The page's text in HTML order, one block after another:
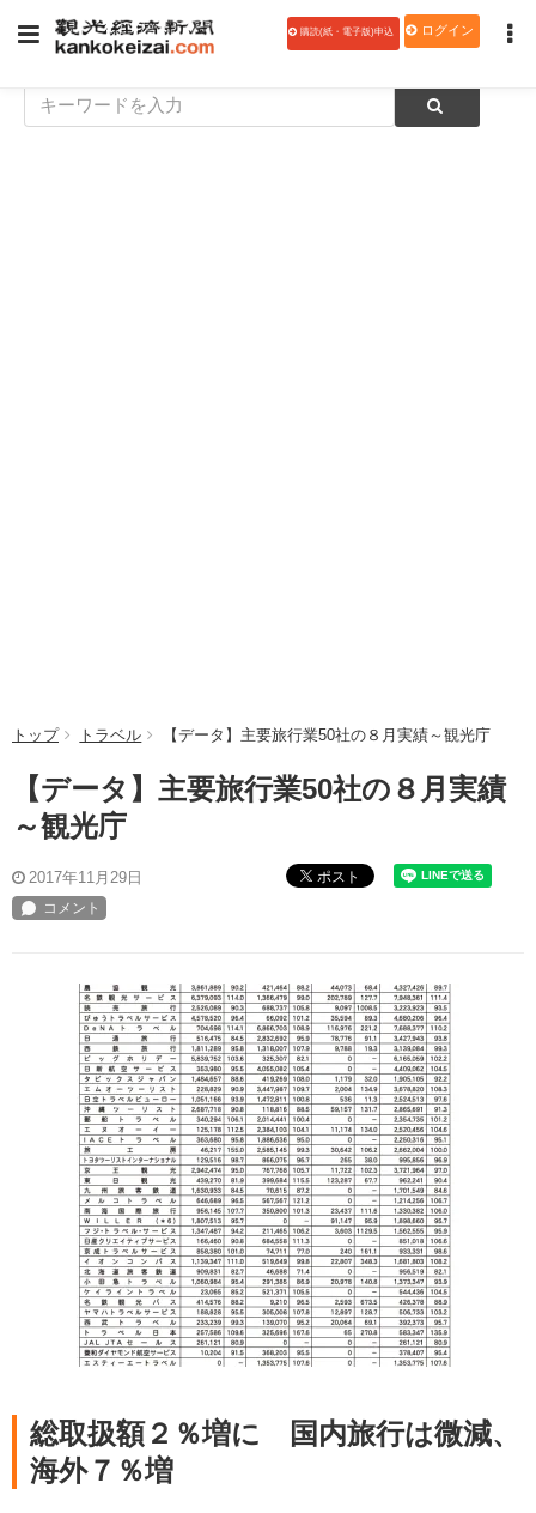
購読(紙・電子版)申込 ログイン
トップ トラベル 【データ】主要旅行業50社の８月実績～観光庁
【データ】主要旅行業50社の８月実績
～観光庁
2017年11月29日 ポスト
総取扱額２％増に 国内旅行は微減、
海外７％増